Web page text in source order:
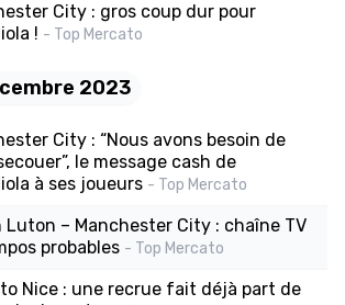
City : gros coup dur pour
! - Top Mercato
2023
City : “Nous avons besoin de
le message cash de
à ses joueurs - Top Mercato
Luton – Manchester City : chaîne TV
probables - Top Mercato
Nice : une recrue fait déjà part de